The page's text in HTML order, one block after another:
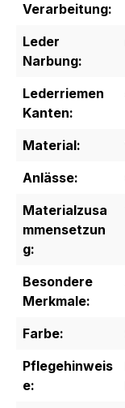
Verarbeitung:
Leder
Narbung:
Lederriemen
Kanten:
Material:
Anlässe:
Materialzusa
mmensetzun
g:
Besondere
Merkmale:
Farbe:
Pflegehinweis
e: